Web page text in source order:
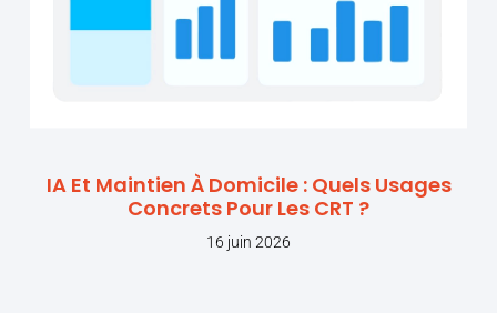
IA Et Maintien À Domicile : Quels Usages
Concrets Pour Les CRT ?
16 juin 2026